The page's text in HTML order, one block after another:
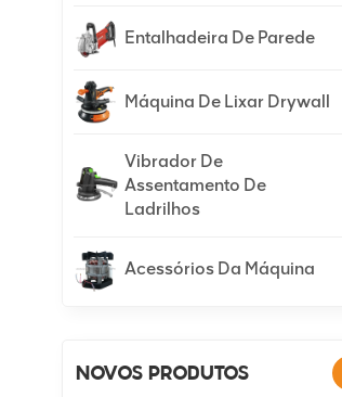
Entalhadeira De Parede
Máquina De Lixar Drywall
Vibrador De
Assentamento De
Ladrilhos
Acessórios Da Máquina
NOVOS PRODUTOS